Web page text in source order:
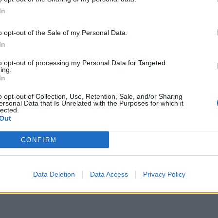
opt-out of the Sale of my Personal Data.
opt-out of processing my Personal Data for Targeted
opt-out of Collection, Use, Retention, Sale, and/or Sharing
Data that Is Unrelated with the Purposes for which it
CONFIRM
Data Deletion Data Access Privacy Policy
στο σχολικό συγκρότημα του 5ου
περιστατικά βανδαλισμού που
ακόμη και με προσωπικό που διέκοψε
καταδίκη από τον Γιώργο
για τις καταστροφές σε
τόνο καταδίκης και με σαφές μήνυμα μηδενικής
σε φαινόμενα βανδαλισμού, ο δήμαρχος Γλυφάδας,
Παπανικολάου, τοποθετήθηκε δημόσια για το σοβαρό
που σημειώθηκε στο 5ο Γυμνάσιο – Λύκειο της
ανέφερε χαρακτηριστικά: «Η πρώτη ανάρτηση μετά την
- 06.03